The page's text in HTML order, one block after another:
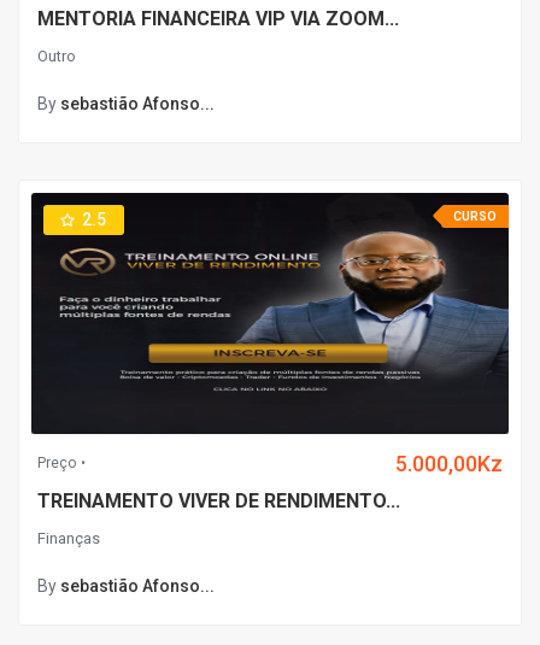
MENTORIA FINANCEIRA VIP VIA ZOOM...
Outro
By sebastião Afonso...
CURSO
2.5
Preço 5.000,00Kz
TREINAMENTO VIVER DE RENDIMENTO...
Finanças
By sebastião Afonso...